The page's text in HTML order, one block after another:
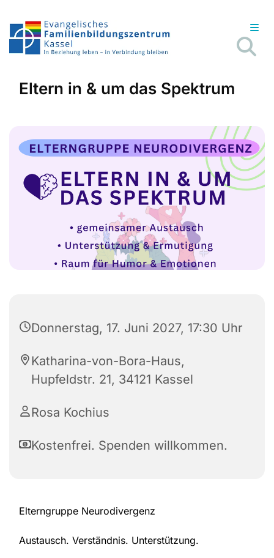
Eltern in & um das Spektrum
Donnerstag, 17. Juni 2027, 17:30 Uhr
Katharina-von-Bora-Haus,
Hupfeldstr. 21, 34121 Kassel
Rosa Kochius
Kostenfrei. Spenden willkommen.
Elterngruppe Neurodivergenz
Austausch. Verständnis. Unterstützung.